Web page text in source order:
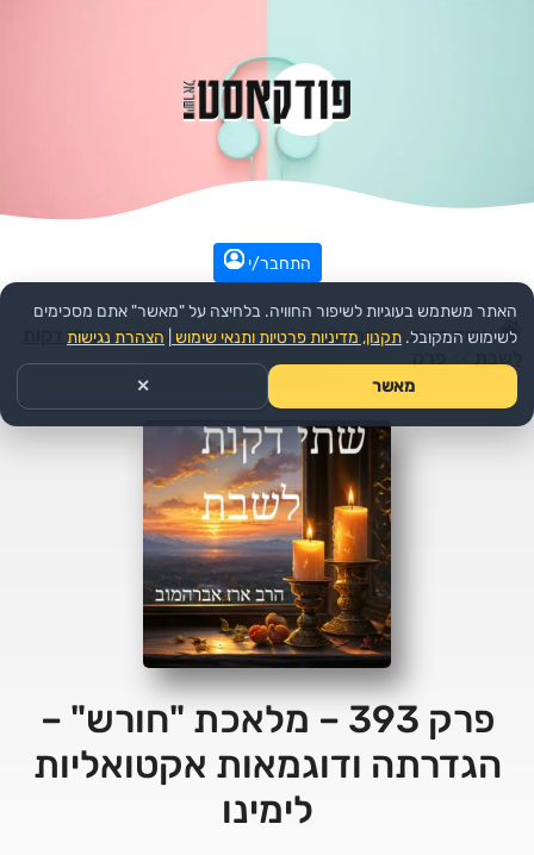
התחבר/י
עמוד הבית >> דת ורוחני >> יהדות >>הפודקאסט: שתי דקות
פרק 393 – מלאכת "חורש" –
הגדרתה ודוגמאות אקטואליות
לימינו
האתר משתמש בעוגיות לשיפור החוויה. בלחיצה על "מאשר" אתם מסכימים
לשימוש המקובל. תקנון, מדיניות פרטיות ותנאי שימוש הצהרת נגישות
מאשר ✕